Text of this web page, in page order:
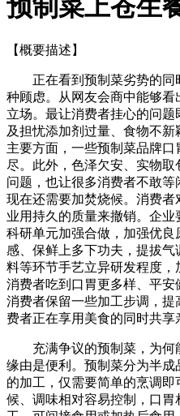
预制菜上苍生
【概要描述】
正在看到预制菜劣势的同
种顾虑。从网友会商中能够
立场。最让消费者挂心的问
及担忧添加剂过量、食物不
主要方面，一些预制菜品牌
尽。此外，色泽欠安、实物
问题，也让很多消费者不敢等
现在还需要加焚烧候。消费
业用持久的质量来撤销。企
科研单元加强合做，加强优
感、保鲜上多下功夫，提拔
料等环节手艺立异研发程度
消费者吃到口胃更多样、平
消费者保留一些加工步调，提
费者正在享用美食的同时共享
充满争议的预制菜，为何
缘由是便利。预制菜分为半
的加工，仅需要简单的烹调
候、调味相对容易控制，口